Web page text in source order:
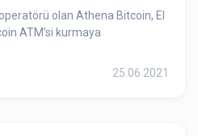
olan Athena Bitcoin, El
ATM’si kurmaya
25.06.2021